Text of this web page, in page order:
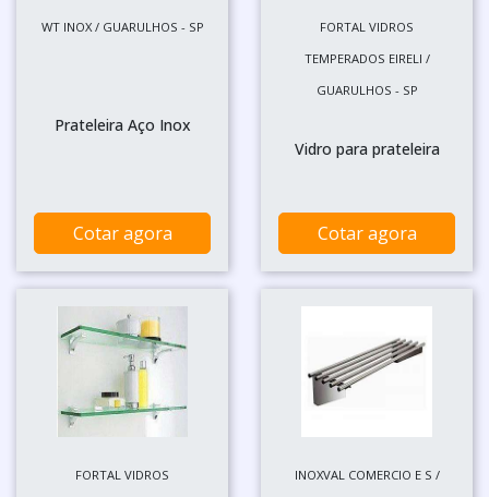
WT INOX / GUARULHOS - SP
Prateleira Aço Inox
Cotar agora
FORTAL VIDROS
TEMPERADOS EIRELI /
GUARULHOS - SP
Vidro para prateleira
Cotar agora
FORTAL VIDROS
INOXVAL COMERCIO E S /